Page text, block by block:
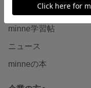
minneとものづくりと
minne学習帖
ニュース
minneの本